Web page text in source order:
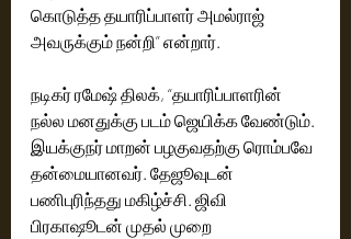
கொடுத்த தயாரிப்பாளர் அமல்ராஜ்
அவருக்கும் நன்றி” என்றார்.
நடிகர் ரமேஷ் திலக், “தயாரிப்பாளரின்
நல்ல மனதுக்கு படம் ஜெயிக்க வேண்டும்.
இயக்குநர் மாறன் பழகுவதற்கு ரொம்பவே
தன்மையானவர். தேஜூவுடன்
பணிபுரிந்தது மகிழ்ச்சி. ஜிவி
பிரகாஷூடன் முதல் முறை